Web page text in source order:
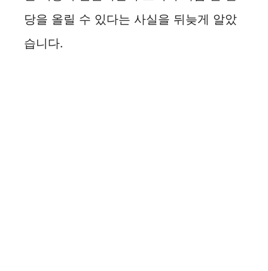
당을 올릴 수 있다는 사실을 뒤늦게 알았
습니다.